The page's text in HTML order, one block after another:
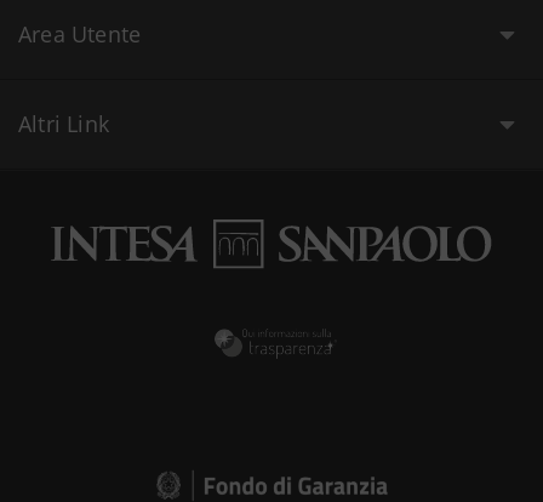
Area Utente
Altri Link